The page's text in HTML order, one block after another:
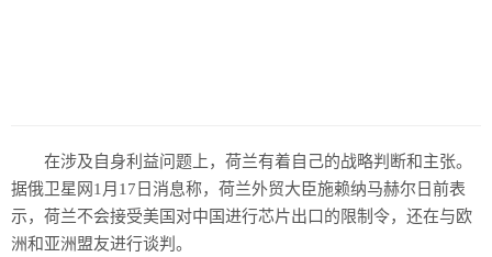
在涉及自身利益问题上，荷兰有着自己的战略判断和主张。
据俄卫星网1月17日消息称，荷兰外贸大臣施赖纳马赫尔日前表
示，荷兰不会接受美国对中国进行芯片出口的限制令，还在与欧
洲和亚洲盟友进行谈判。